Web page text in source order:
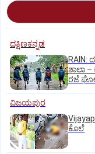
ದಕ್ಷಿಣಕನ್ನಡ
RAIN:
ಶಾಲಾ
ರಜೆ
ವಿಜಯಪುರ
ಕೊಲೆ